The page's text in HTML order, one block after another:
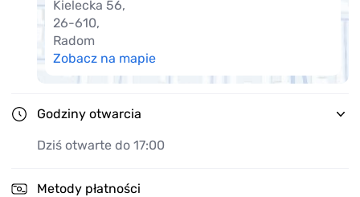
Kielecka 56,
26-610,
Radom
Zobacz na mapie
Godziny otwarcia
Dziś otwarte do 17:00
Metody płatności